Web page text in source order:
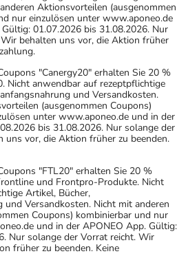
Aktionsvorteilen (ausgenommen
nur einzulösen unter www.aponeo.de
01.07.2026 bis 31.08.2026. Nur
behalten uns vor, die Aktion früher
"Canergy20" erhalten Sie 20 %
Nicht anwendbar auf rezeptpflichtige
und Versandkosten.
(ausgenommen Coupons)
unter www.aponeo.de und in der
bis 31.08.2026. Nur solange der
uns vor, die Aktion früher zu beenden.
"FTL20" erhalten Sie 20 %
und Frontpro-Produkte. Nicht
Artikel, Bücher,
Versandkosten. Nicht mit anderen
Coupons) kombinierbar und nur
und in der APONEO App. Gültig:
Nur solange der Vorrat reicht. Wir
früher zu beenden. Keine